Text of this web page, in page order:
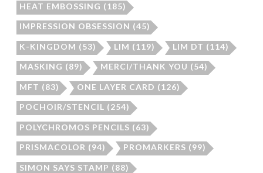
HEAT EMBOSSING (185)
IMPRESSION OBSESSION (45)
K-KINGDOM (53) LIM (119) LIM DT (114)
MASKING (89) MERCI/THANK YOU (54)
MFT (83) ONE LAYER CARD (126)
POCHOIR/STENCIL (254)
POLYCHROMOS PENCILS (63)
PRISMACOLOR (94) PROMARKERS (99)
SIMON SAYS STAMP (88)